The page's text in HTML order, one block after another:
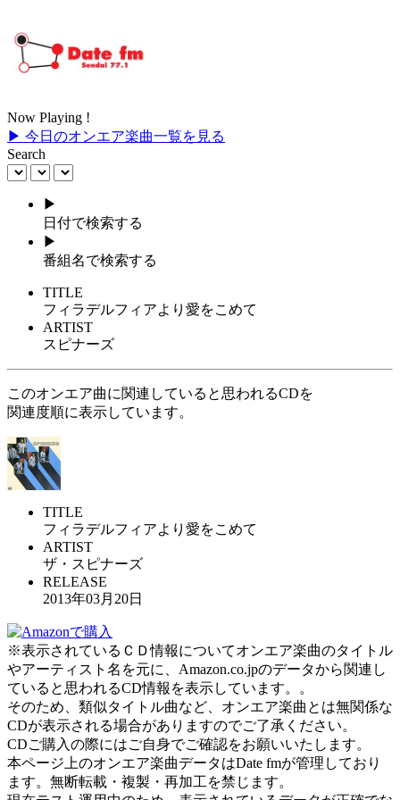
Now Playing !
▶ 今日のオンエア楽曲一覧を見る
Search
▶
日付で検索する
▶
番組名で検索する
TITLE
フィラデルフィアより愛をこめて
ARTIST
スピナーズ
このオンエア曲に関連していると思われるCDを
関連度順に表示しています。
TITLE
フィラデルフィアより愛をこめて
ARTIST
ザ・スピナーズ
RELEASE
2013年03月20日
※表示されているＣＤ情報についてオンエア楽曲のタイトル
やアーティスト名を元に、Amazon.co.jpのデータから関連し
ていると思われるCD情報を表示しています。。
そのため、類似タイトル曲など、オンエア楽曲とは無関係な
CDが表示される場合がありますのでご了承ください。
CDご購入の際にはご自身でご確認をお願いいたします。
本ページ上のオンエア楽曲データはDate fmが管理しており
ます。無断転載・複製・再加工を禁じます。